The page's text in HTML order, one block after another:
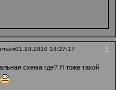
9
01.10.2010 14:27:17
схема где? Я тоже такой